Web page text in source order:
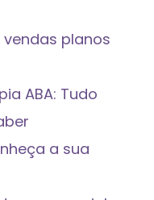
planos
ABA: Tudo
a sua